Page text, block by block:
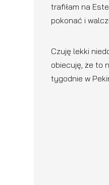
trafiłam na
pokonać i
Czuję lekki
obiecuję, że to
tygodnie w